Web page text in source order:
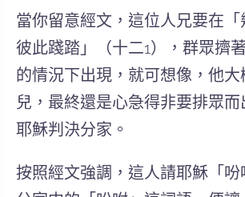
當你留意經文，這位人兄要在
彼此踐踏」（十二1），群眾擠
的情況下出現，就可想像，他
兒，最終還是心急得非要排眾
耶穌判決分家。
按照經文強調，這人請耶穌「